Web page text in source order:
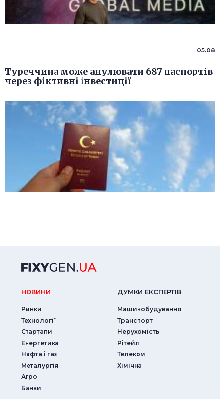
05.08
Туреччина може анулювати 687 паспортів
через фіктивні інвестиції
НОВИНИ
Ринки
Технології
Стартапи
Енергетика
Нафта і газ
Металургія
Агро
Банки
ДУМКИ ЕКСПЕРТIВ
Машинобудування
Транспорт
Нерухомість
Рітейл
Телеком
Хімічна